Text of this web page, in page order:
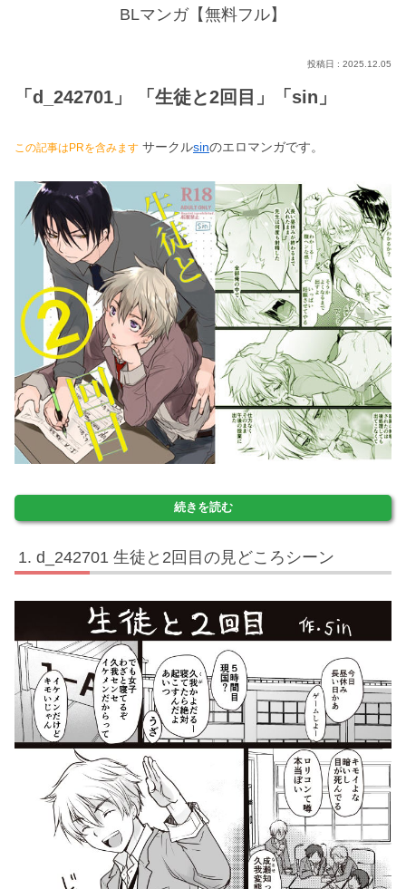
BLマンガ【無料フル】
2025.12.05
「d_242701」 「生徒と2回目」「sin」
この記事はPRを含みます サークルsinのエロマンガです。
続きを読む
d_242701 生徒と2回目の見どころシーン